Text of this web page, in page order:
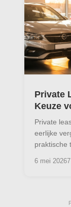
Private
Keuze
Private
eerlijke
praktische
6 mei 2026